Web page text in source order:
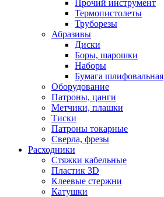
Прочий инструмент
Термопистолеты
Труборезы
Абразивы
Диски
Боры, шарошки
Наборы
Бумага шлифовальная
Оборудование
Патроны, цанги
Метчики, плашки
Тиски
Патроны токарные
Сверла, фрезы
Расходники
Стяжки кабельные
Пластик 3D
Клеевые стержни
Катушки